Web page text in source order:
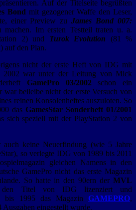
Auf der Titelseite begrüßten
Bond mit gezogener Waffe den Leser,
einer Preview zuJames Bond 007:
machen. Im ersten Testteil traten u. a.
2) und Turok Evolution (81 %
auf den Plan.
nicht der erste Heft von IDG mit
2002 war unter der Leitung von Mick
GamePro 03/2002schon ein
war beileibe nicht der erste Versuch von
reinen Konsolenheftes auszuloten. So
das GamesStar Sonderheft 01/2001
sich speziell mit der PlayStation 2 von
keine Neuerfindung (wie 5 Jahre
so verlegte IDG von 1989 bis 2011
gleichen Namens in den
GamePro nicht das erste Magazin
So hatte in den 90ern der MVL
Titel von IDG lizenziert und
bis 1995 das Magazin GAMEPRO,
eingestellt wurde.